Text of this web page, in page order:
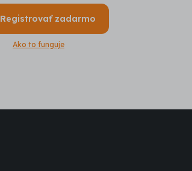
Registrovať zadarmo
Ako to funguje